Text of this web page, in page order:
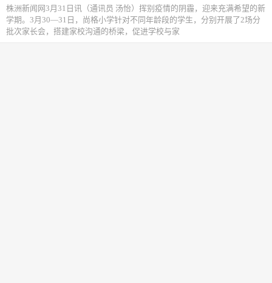
株洲新闻网3月31日讯（通讯员 汤怡）挥别疫情的阴霾，迎来充满希望的新
学期。3月30—31日，尚格小学针对不同年龄段的学生，分别开展了2场分
批次家长会，搭建家校沟通的桥梁，促进学校与家